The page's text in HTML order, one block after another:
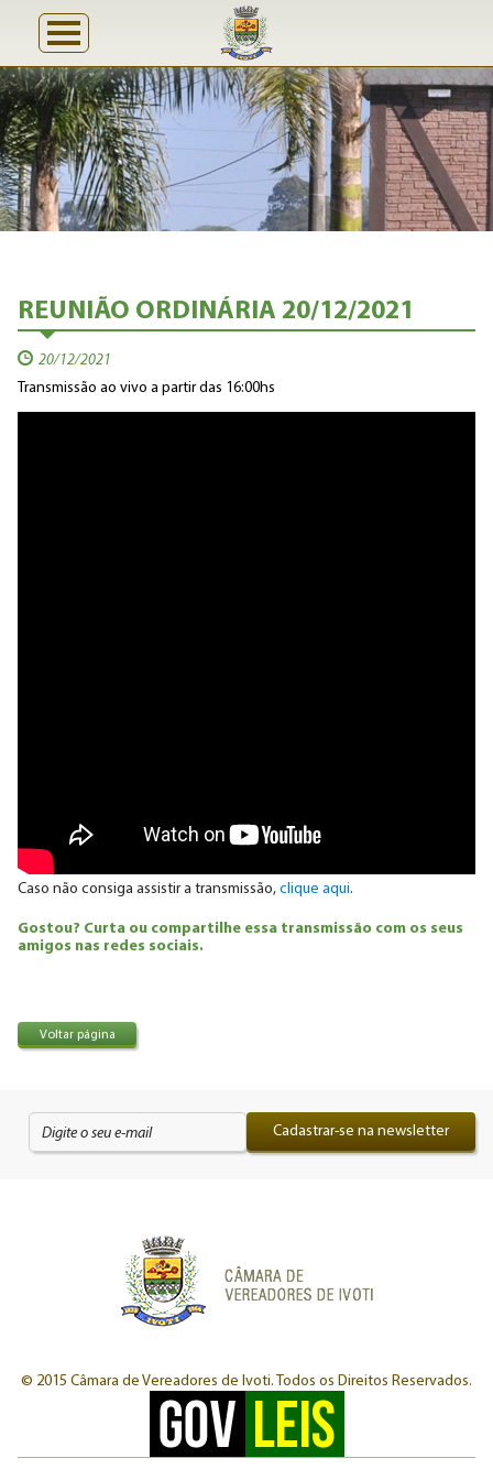
REUNIÃO ORDINÁRIA 20/12/2021
20/12/2021
Transmissão ao vivo a partir das 16:00hs
Caso não consiga assistir a transmissão, clique aqui.
Gostou? Curta ou compartilhe essa transmissão com os seus
amigos nas redes sociais.
Voltar página
Cadastrar-se na newsletter
© 2015 Câmara de Vereadores de Ivoti. Todos os Direitos Reservados.